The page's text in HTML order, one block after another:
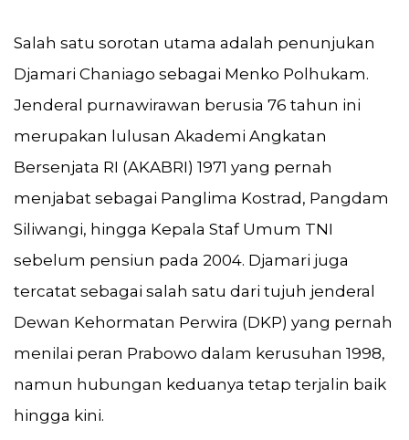
Salah satu sorotan utama adalah penunjukan
Djamari Chaniago sebagai Menko Polhukam.
Jenderal purnawirawan berusia 76 tahun ini
merupakan lulusan Akademi Angkatan
Bersenjata RI (AKABRI) 1971 yang pernah
menjabat sebagai Panglima Kostrad, Pangdam
Siliwangi, hingga Kepala Staf Umum TNI
sebelum pensiun pada 2004. Djamari juga
tercatat sebagai salah satu dari tujuh jenderal
Dewan Kehormatan Perwira (DKP) yang pernah
menilai peran Prabowo dalam kerusuhan 1998,
namun hubungan keduanya tetap terjalin baik
hingga kini.